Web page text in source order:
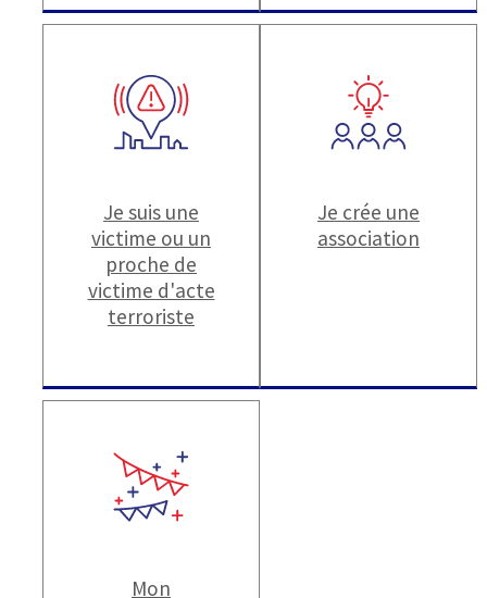
Je suis une
victime ou un
proche de
victime d'acte
terroriste
Je crée une
association
Mon